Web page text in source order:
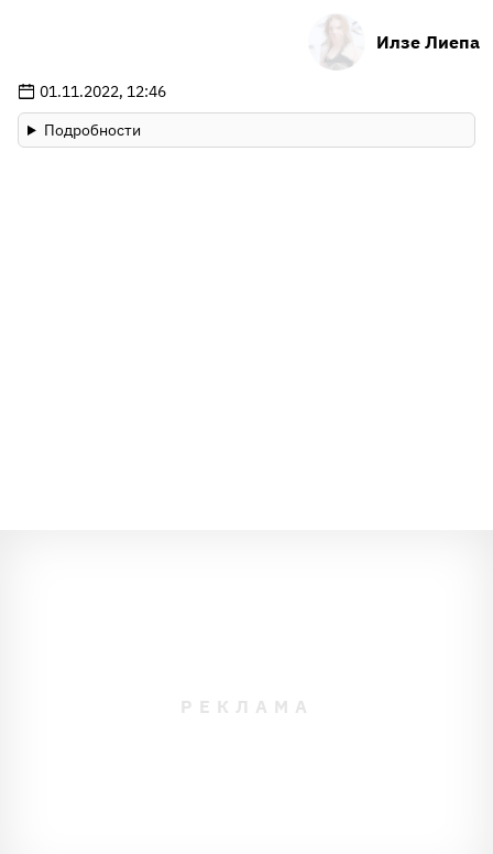
Илзе Лиепа
01.11.2022, 12:46
Подробности